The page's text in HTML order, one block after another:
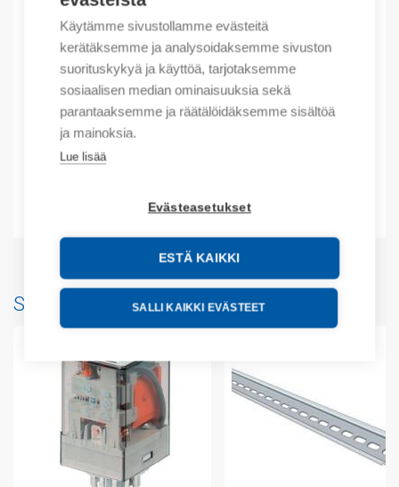
Käytämme sivustollamme evästeitä
kerätäksemme ja analysoidaksemme sivuston
suorituskykyä ja käyttöä, tarjotaksemme
sosiaalisen median ominaisuuksia sekä
parantaaksemme ja räätälöidäksemme sisältöä
ja mainoksia.
Lue lisää
Evästeasetukset
ESTÄ KAIKKI
SALLI KAIKKI EVÄSTEET
Tuotteen tullikoodi: 85361050
EAN: 16925808304598
Kuvaus
Lisätiedot
Tekniset tiedot
Saatat myös pitää...